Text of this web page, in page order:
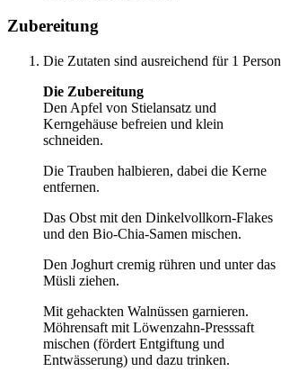
Zubereitung
Die Zutaten sind ausreichend für 1 Person
Die Zubereitung
Den Apfel von Stielansatz und
Kerngehäuse befreien und klein
schneiden.
Die Trauben halbieren, dabei die Kerne
entfernen.
Das Obst mit den Dinkelvollkorn-Flakes
und den Bio-Chia-Samen mischen.
Den Joghurt cremig rühren und unter das
Müsli ziehen.
Mit gehackten Walnüssen garnieren.
Möhrensaft mit Löwenzahn-Presssaft
mischen (fördert Entgiftung und
Entwässerung) und dazu trinken.